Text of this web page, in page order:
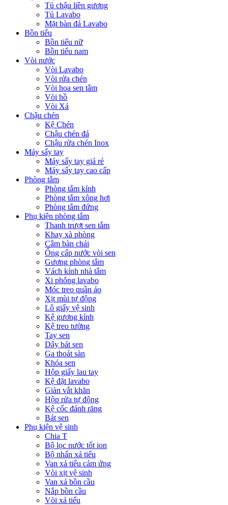
Tủ chậu liền gương
Tủ Lavabo
Mặt bàn đá Lavabo
Bồn tiểu
Bồn tiểu nữ
Bồn tiểu nam
Vòi nước
Vòi Lavabo
Vòi rửa chén
Vòi hoa sen tắm
Vòi hồ
Vòi Xả
Chậu chén
Kệ Chén
Chậu chén đá
Chậu rửa chén Inox
Máy sấy tay
Máy sấy tay giá rẻ
Máy sấy tay cao cấp
Phòng tắm
Phòng tắm kính
Phòng tắm xông hơi
Phòng tắm đứng
Phụ kiện phòng tắm
Thanh trượt sen tắm
Khay xà phòng
Cắm bàn chải
Ống cấp nước vòi sen
Gương phòng tắm
Vách kính nhà tắm
Xi phông lavabo
Móc treo quần áo
Xịt mùi tự động
Lô giấy vệ sinh
Kệ gương kính
Kệ treo tường
Tay sen
Dây bát sen
Ga thoát sàn
Khóa sen
Hộp giấy lau tay
Kệ đặt lavabo
Giàn vắt khăn
Hộp rửa tự động
Kệ cốc đánh răng
Bát sen
Phụ kiện vệ sinh
Chia T
Bộ lọc nước tốt ion
Bộ nhấn xả tiểu
Van xả tiểu cảm ứng
Vòi xịt vệ sinh
Van xả bồn cầu
Nắp bồn cầu
Vòi xả tiểu